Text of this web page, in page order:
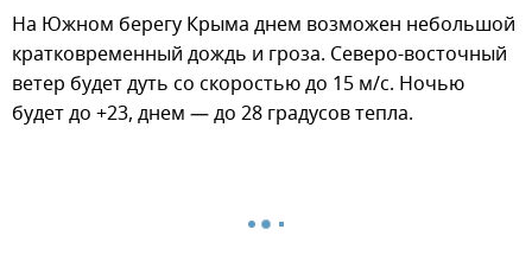
На Южном берегу Крыма днем возможен небольшой
кратковременный дождь и гроза. Северо-восточный
ветер будет дуть со скоростью до 15 м/с. Ночью
будет до +23, днем — до 28 градусов тепла.